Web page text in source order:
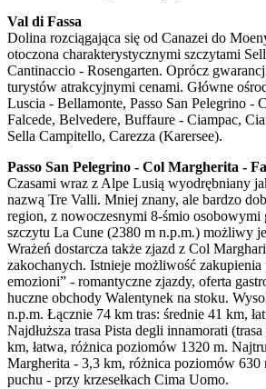
Val di Fassa
Dolina rozciągająca się od Canazei do
otoczona charakterystycznymi szczytami
Cantinaccio - Rosengarten. Oprócz
turystów atrakcyjnymi cenami. Główne
Luscia - Bellamonte, Passo San Pelegrino -
Falcede, Belvedere, Buffaure - Ciampac,
Sella Campitello, Carezza (Karersee).
Passo San Pelegrino - Col Margherita -
Czasami wraz z Alpe Lusią wyodrębniany
nazwą Tre Valli. Mniej znany, ale bardzo
region, z nowoczesnymi 8-śmio osobowymi
szczytu La Cune (2380 m n.p.m.) możliwy
Wrażeń dostarcza także zjazd z Col
zakochanych. Istnieje możliwość
emozioni” - romantyczne zjazdy, oferta
huczne obchody Walentynek na stoku.
n.p.m. Łącznie 74 km tras: średnie 41 km,
Najdłuższa trasa Pista degli innamorati
km, łatwa, różnica poziomów 1320 m.
Margherita - 3,3 km, różnica poziomów 630
puchu - przy krzesełkach Cima Uomo.